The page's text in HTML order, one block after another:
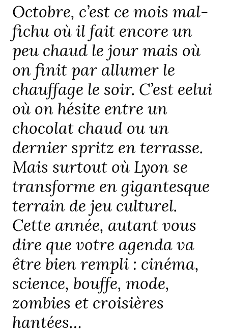
Octobre, c’est ce mois mal-
fichu où il fait encore un
peu chaud le jour mais où
on finit par allumer le
chauffage le soir. C’est eelui
où on hésite entre un
chocolat chaud ou un
dernier spritz en terrasse.
Mais surtout où Lyon se
transforme en gigantesque
terrain de jeu culturel.
Cette année, autant vous
dire que votre agenda va
être bien rempli : cinéma,
science, bouffe, mode,
zombies et croisières
hantées…